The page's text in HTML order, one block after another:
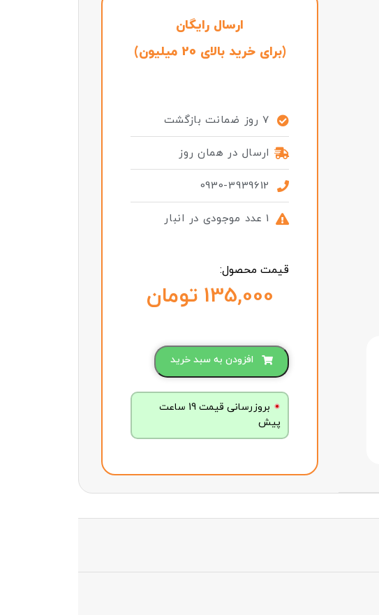
ارسال رایگان
(برای خرید بالای 20 میلیون)
7 روز ضمانت بازگشت
ارسال در همان روز
0930-3939612
1 عدد موجودی در انبار
قیمت محصول:
تومان
افزودن به سبد خرید
بروزرسانی قیمت 19 ساعت
پیش